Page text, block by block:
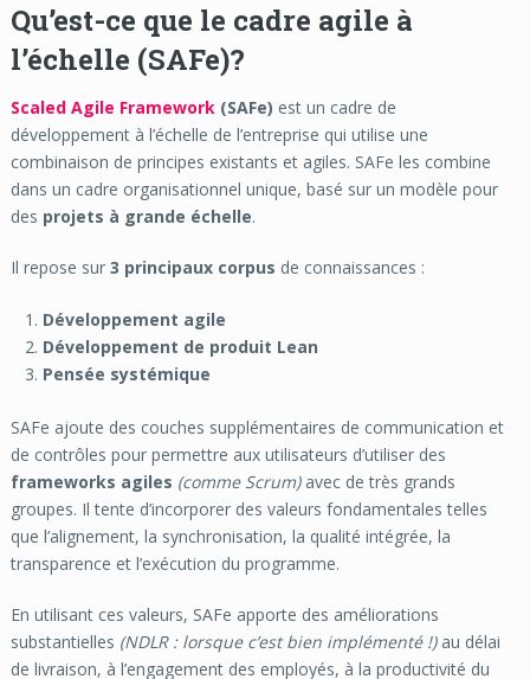
Qu’est-ce que le cadre agile à
l’échelle (SAFe)?
Scaled Agile Framework(SAFe) est un cadre de
développement à l’échelle de l’entreprise qui utilise une
combinaison de principes existants et agiles. SAFe les combine
dans un cadre organisationnel unique, basé sur un modèle pour
des projets à grande échelle.
Il repose sur 3 principaux corpus de connaissances :
Développement agile
Développement de produit Lean
Pensée systémique
SAFe ajoute des couches supplémentaires de communication et
de contrôles pour permettre aux utilisateurs d’utiliser des
frameworks agiles (comme Scrum)avec de très grands
groupes. Il tente d’incorporer des valeurs fondamentales telles
que l’alignement, la synchronisation, la qualité intégrée, la
transparence et l’exécution du programme.
En utilisant ces valeurs, SAFe apporte des améliorations
substantielles (NDLR : lorsque c’est bien implémenté !)au délai
de livraison, à l’engagement des employés, à la productivité du